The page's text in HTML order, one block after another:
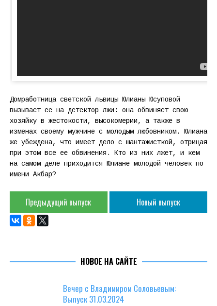
Домработница светской львицы Юлианы Юсуповой
вызывает ее на детектор лжи: она обвиняет свою
хозяйку в жестокости, высокомерии, а также в
изменах своему мужчине с молодым любовником. Юлиана
же убеждена, что имеет дело с шантажисткой, отрицая
при этом все ее обвинения. Кто из них лжет, и кем
на самом деле приходится Юлиане молодой человек по
имени Акбар?
Предыдущий выпуск Новый выпуск
НОВОЕ НА САЙТЕ
Вечер с Владимиром Соловьевым:
Выпуск 31.03.2024